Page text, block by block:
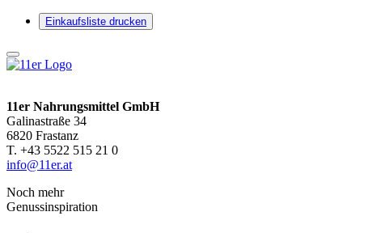
Einkaufsliste drucken
11er Nahrungsmittel GmbH
Galinastraße 34
6820 Frastanz
T. +43 5522 515 21 0
info@11er.at
Noch mehr
Genussinspiration